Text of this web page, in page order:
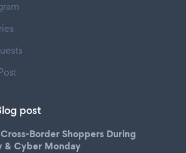
post
Border Shoppers During
& Cyber Monday